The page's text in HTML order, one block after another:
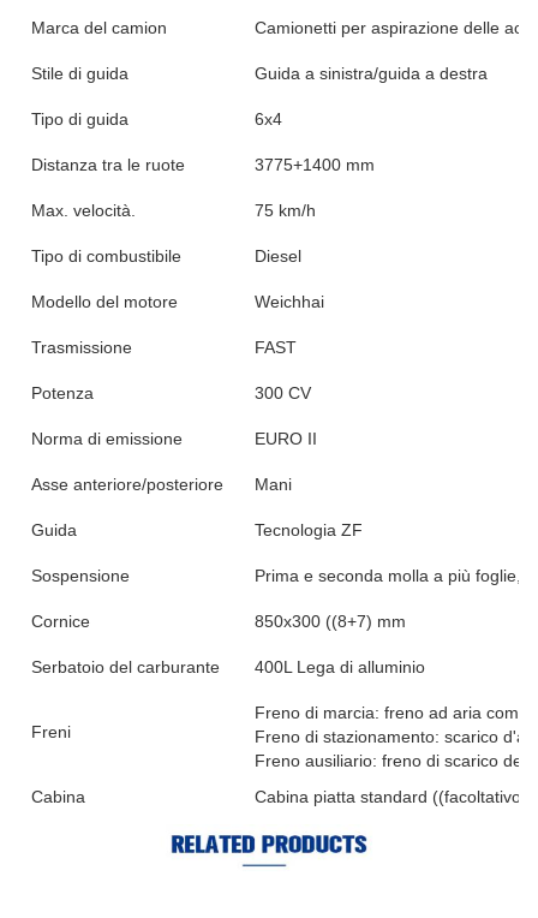
Marca del camion Camionetti per aspirazione delle
Stile di guida Guida a sinistra/guida a destra
Tipo di guida 6x4
Distanza tra le ruote 3775+1400 mm
Max. velocità. 75 km/h
Tipo di combustibile Diesel
Modello del motore Weichhai
Trasmissione FAST
Potenza 300 CV
Norma di emissione EURO II
Asse anteriore/posteriore Mani
Guida Tecnologia ZF
Sospensione Prima e seconda molla a più foglie,
Cornice 850x300 ((8+7) mm
Serbatoio del carburante 400L Lega di alluminio
Freni
Freno di marcia: freno ad aria
Freno di stazionamento: scarico
Freno ausiliario: freno di scarico del
Cabina
Cabina piatta standard ((facoltativo)